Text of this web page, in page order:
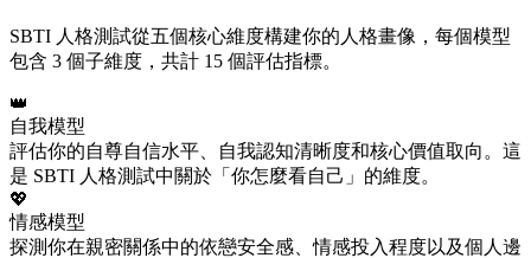
SBTI 人格測試從五個核心維度構建你的人格畫像，每個模型
包含 3 個子維度，共計 15 個評估指標。
👑
自我模型
評估你的自尊自信水平、自我認知清晰度和核心價值取向。這
是 SBTI 人格測試中關於「你怎麼看自己」的維度。
💖
情感模型
探測你在親密關係中的依戀安全感、情感投入程度以及個人邊